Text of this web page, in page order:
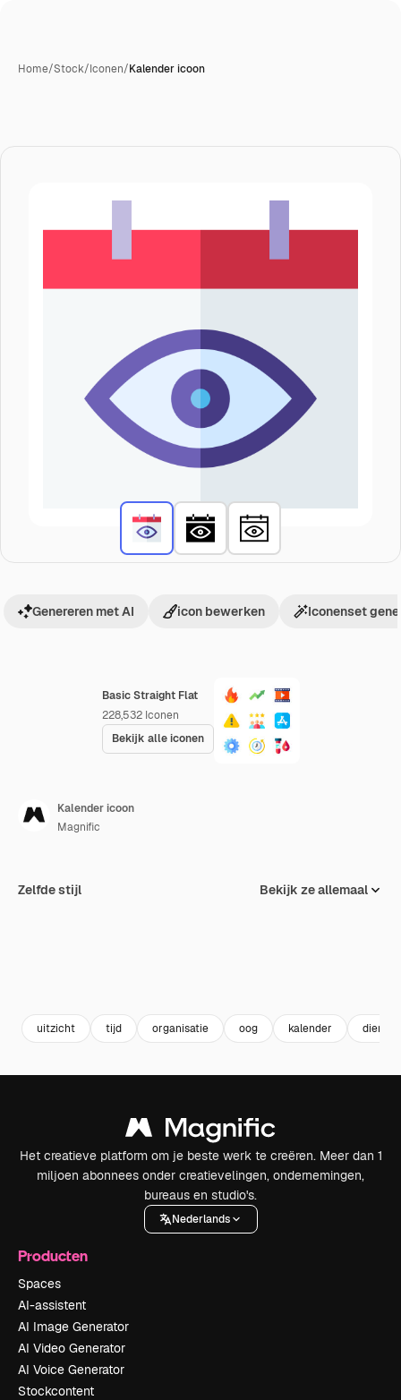
Home/Stock/Iconen/Kalender icoon
Basic Straight Flat
228,532 Iconen
Bekijk alle iconen
Genereren met AI icon bewerken Iconenset
Kalender icoon
Magnific
Zelfde stijl Bekijk ze allemaal
uitzicht tijd organisatie oog kalender
Het creatieve platform om je beste werk te creëren. Meer dan 1
miljoen abonnees onder creatievelingen, ondernemingen,
bureaus en studio's.
Nederlands
Producten
Spaces
AI-assistent
AI Image Generator
AI Video Generator
AI Voice Generator
Stockcontent